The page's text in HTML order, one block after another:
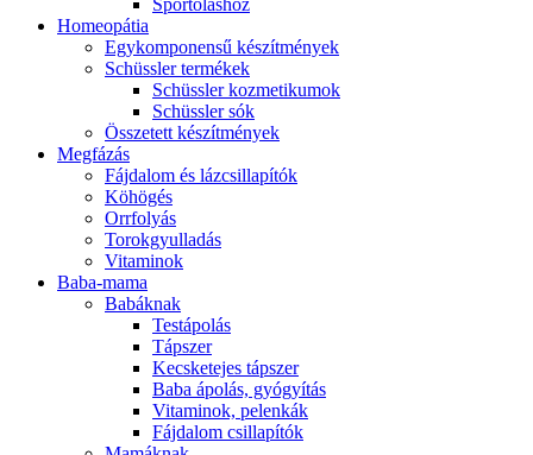
Sportoláshoz
Homeopátia
Egykomponensű készítmények
Schüssler termékek
Schüssler kozmetikumok
Schüssler sók
Összetett készítmények
Megfázás
Fájdalom és lázcsillapítók
Köhögés
Orrfolyás
Torokgyulladás
Vitaminok
Baba-mama
Babáknak
Testápolás
Tápszer
Kecsketejes tápszer
Baba ápolás, gyógyítás
Vitaminok, pelenkák
Fájdalom csillapítók